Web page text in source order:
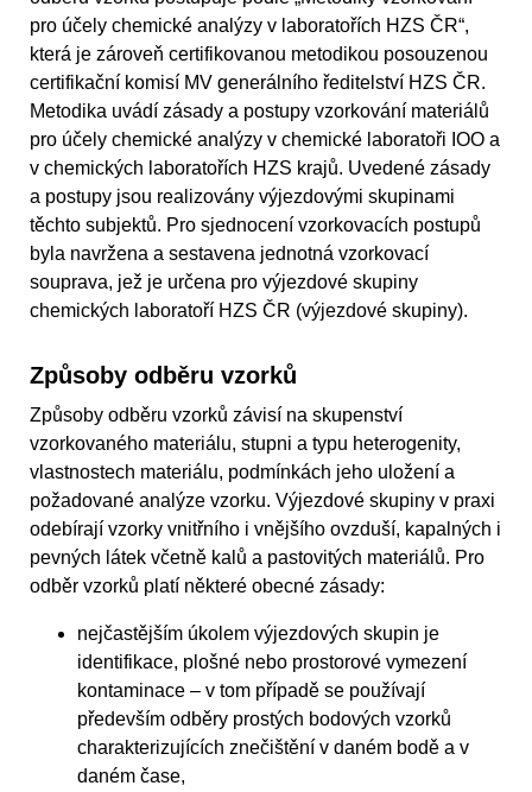
pro účely chemické analýzy v laboratořích HZS ČR“,
která je zároveň certifikovanou metodikou posouzenou
certifikační komisí MV­ generálního ředitelství HZS ČR.
Metodika uvádí zásady a postupy vzorkování materiálů
pro účely chemické analýzy v chemické laboratoři IOO a
v chemických laboratořích HZS krajů. Uvedené zásady
a postupy jsou realizovány výjezdovými skupinami
těchto subjektů. Pro sjednocení vzorkovacích postupů
byla navržena a sestavena jednotná vzorkovací
souprava, jež je určena pro výjezdové skupiny
chemických laboratoří HZS ČR (výjezdové skupiny).
Způsoby odběru vzorků
Způsoby odběru vzorků závisí na skupenství
vzorkovaného materiálu, stupni a typu heterogenity,
vlastnostech materiálu, podmínkách jeho uložení a
požadované analýze vzorku. Výjezdové skupiny v praxi
odebírají vzorky vnitřního i vnějšího ovzduší, kapalných i
pevných látek včetně kalů a pastovitých materiálů. Pro
odběr vzorků platí některé obecné zásady:
nejčastějším úkolem výjezdových skupin je
identifikace, plošné nebo prostorové vymezení
kontaminace – v tom případě se používají
především odběry prostých bodových vzorků
charakterizujících znečištění v daném bodě a v
daném čase,